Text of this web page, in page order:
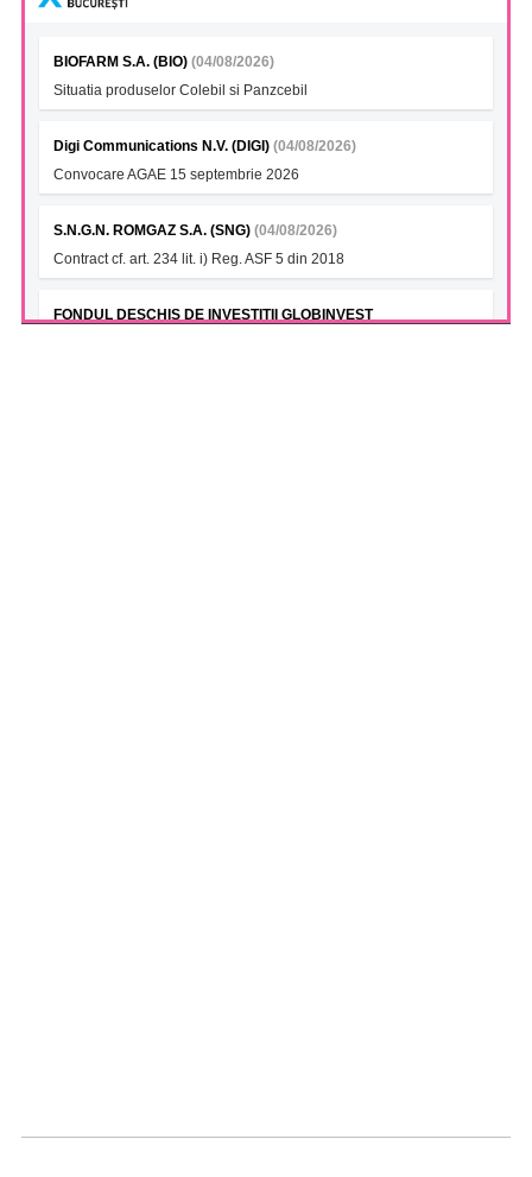
BIOFARM S.A. (BIO) (04/08/2026)
Situatia produselor Colebil si Panzcebil
Digi Communications N.V. (DIGI) (04/08/2026)
Convocare AGAE 15 septembrie 2026
S.N.G.N. ROMGAZ S.A. (SNG) (04/08/2026)
Contract cf. art. 234 lit. i) Reg. ASF 5 din 2018
FONDUL DESCHIS DE INVESTITII GLOBINVEST